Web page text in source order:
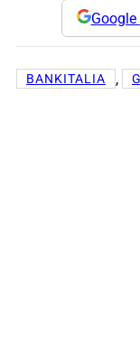
Google
BANKITALIA ,